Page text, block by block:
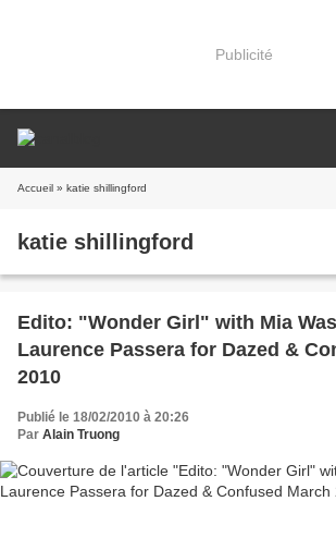
Publicité
Accueil » katie shillingford
katie shillingford
Edito: "Wonder Girl" with Mia
Laurence Passera for Dazed &
2010
Publié le 18/02/2010 à 20:26
Par Alain Truong